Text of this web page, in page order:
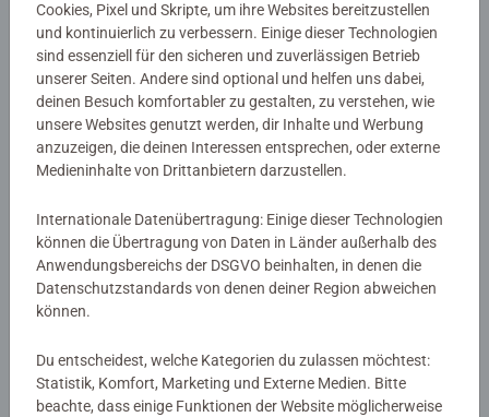
Artikelnummer:
48091
EAN:
9783473480913
ISBN:
978-3-473-48091-3
Warnhinweise und Herstellerinformation
Noch keine Bewertungen
abgegeben
Cookies, Pixel und Skripte, um ihre Websites bereitzustellen
und kontinuierlich zu verbessern. Einige dieser Technologien
sind essenziell für den sicheren und zuverlässigen Betrieb
unserer Seiten. Andere sind optional und helfen uns dabei,
deinen Besuch komfortabler zu gestalten, zu verstehen, wie
unsere Websites genutzt werden, dir Inhalte und Werbung
anzuzeigen, die deinen Interessen entsprechen, oder externe
Medieninhalte von Drittanbietern darzustellen.
Internationale Datenübertragung: Einige dieser Technologien
können die Übertragung von Daten in Länder außerhalb des
Anwendungsbereichs der DSGVO beinhalten, in denen die
Datenschutzstandards von denen deiner Region abweichen
können.
Du entscheidest, welche Kategorien du zulassen möchtest:
Statistik, Komfort, Marketing und Externe Medien. Bitte
beachte, dass einige Funktionen der Website möglicherweise